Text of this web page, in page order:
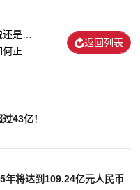
用？
购...
返回列表
43亿！
年将达到109.24亿元人民币